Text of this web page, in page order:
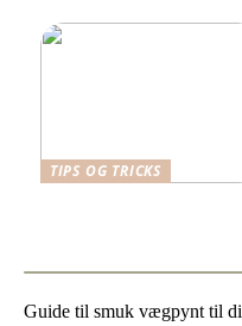
TIPS OG TRICKS
Guide til smuk vægpynt til